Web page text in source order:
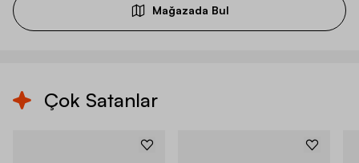
Mağazada Bul
Çok Satanlar